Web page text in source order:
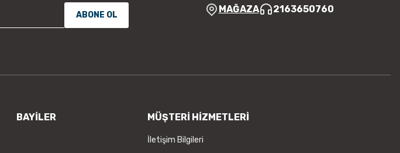
ABONE OL
MAĞAZA 2163650760
BAYİLER MÜŞTERİ HİZMETLERİ
İletişim Bilgileri